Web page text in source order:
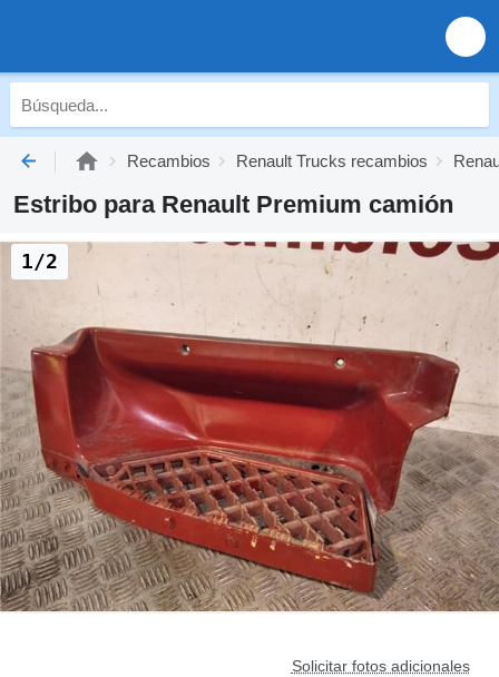
Recambios Renault Trucks recambios
Estribo para Renault Premium camión
Solicitar fotos adicionales
1/2